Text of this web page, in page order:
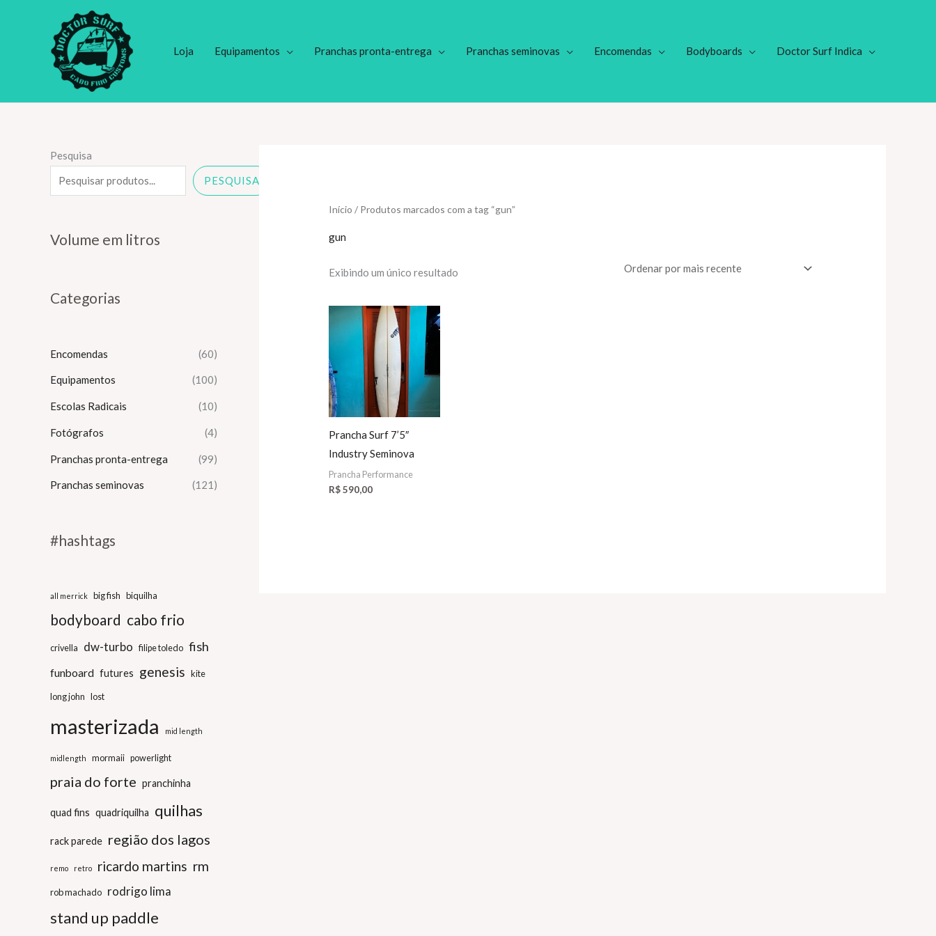
Loja Equipamentos Pranchas pronta-entrega Pranchas seminovas Encomendas Bodyboards Doctor Surf Indica
Pesquisa
PESQUISA
Volume em litros
Categorias
Encomendas (60)
Equipamentos (100)
Escolas Radicais (10)
Fotógrafos (4)
Pranchas pronta-entrega (99)
Pranchas seminovas (121)
#hashtags
all merrick big fish biquilha
bodyboard cabo frio
crivella dw-turbo filipe toledo fish
funboard futures genesis kite
long john lost
masterizada mid length
midlength mormaii powerlight
praia do forte pranchinha
quad fins quadriquilha quilhas
rack parede região dos lagos
remo retro ricardo martins rm
rob machado rodrigo lima
stand up paddle
Início / Produtos marcados com a tag “gun”
gun
Exibindo um único resultado
Prancha Surf 7’5″
Industry Seminova
Prancha Performance
R$590,00